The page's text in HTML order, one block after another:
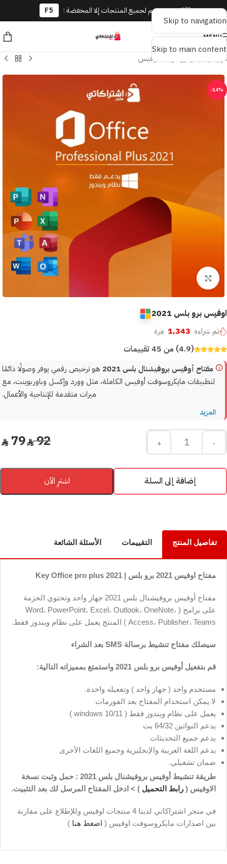
🎁 كوبون خصم لجميع المنتجات إلا المخفضة : F5
Skip to navigation
Skip to main content
MENU
الرئيسية مايكروسوفت اوفيس
-14%
Click to enlarge
اوفيس برو بلس 2021
تم شراءه 1,343 مرة
(4.9) من 45 تقييمات
مفتاح أوفيس بروفيشنال بلس 2021
هو ترخيص رقمي يوفر وصولًا دائمًا
لتطبيقات مايكروسوفت أوفيس الكاملة، مثل وورد وإكسل وباوربوينت، مع
ميزات متقدمة للإنتاجية والأعمال.
المزيد
92
79 -
+
إضافة إلى السلة اشترِ الآن
تفاصيل المنتج التقييمات الأسئلة الشائعة
مفتاح اوفيس 2021 برو بلس | Key Office pro plus 2021
مفتاح أوفيس بروفيشنال بلس 2021
جهاز واحد وتحتوي الحزمة
على برامج ( Word، PowerPoint، Excel، Outlook، OneNote،
Access، Publisher، Teams ) المنتج يعمل على نظام ويندوز فقط.
سيصلك مفتاح تنشيط برسالة SMS بعد الشراء
قم بتفعيل أوفيس برو بلس 2021 واستمتع بمميزاته التالية:
مستخدم واحد ( جهاز واحد ) وتفعيله واحدة.
لا يمكن استخدام المفتاح بعد الفورمات
يعمل على نظام ويندوز فقط ( windows 10/11 )
يدعم النواتين 64/32 بت
يدعم جميع التحديثات
يدعم اللغة العربية والإنجليزية وجميع اللغات الأخرى
ضمان تشغيلي.
طريقةتنشيط أوفيس بروفيشنال بلس 2021
: حمل وثبت نسخة
الاوفيس ( رابط التحميل ) > ادخل المفتاح المرسل لك بعد التثبيت.
في متجر اشتراكاتي لدينا 4 منتجات اوفيس وللإطلاع على مقارنة
بين اصدارات مايكروسوفت اوفيس ( اضغط هنا )